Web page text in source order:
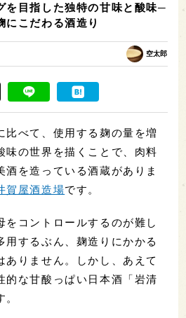
を目指した独特の甘味と酸味─
にこだわる酒造り
空太郎
比べて、使用する麹の量を増
味の世界を描くことで、肉料
酒を造っている酒蔵がありま
賀屋酒造場です。
をコントロールするのが難し
用するぶん、麹造りにかかる
ありません。しかし、あえて
的な甘酸っぱい日本酒「岩清